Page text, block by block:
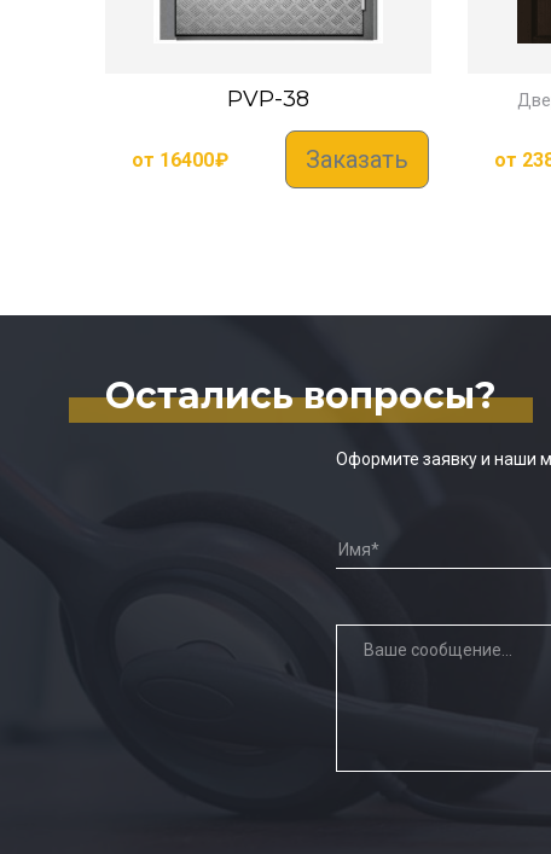
PVP-38
от 16400₽ Заказать от
Остались вопросы?
Оформите заявку и наши